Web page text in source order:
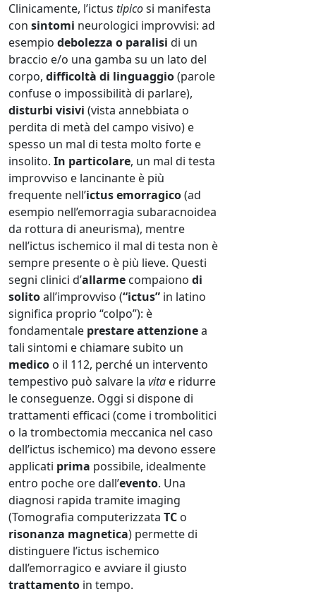
Clinicamente, l’ictus tipicosi manifesta
con sintomi neurologici improvvisi: ad
esempio debolezza o paralisi di un
braccio e/o una gamba su un lato del
corpo, difficoltà di linguaggio(parole
confuse o impossibilità di parlare),
disturbi visivi (vista annebbiata o
perdita di metà del campo visivo) e
spesso un mal di testa molto forte e
insolito. In particolare, un mal di testa
improvviso e lancinante è più
frequente nell’ictus emorragico(ad
esempio nell’emorragia subaracnoidea
da rottura di aneurisma), mentre
nell’ictus ischemico il mal di testa non è
sempre presente o è più lieve. Questi
segni clinici d’allarme compaiono di
solitoall’improvviso (“ictus” in latino
significa proprio “colpo”): è
fondamentale prestare attenzionea
tali sintomi e chiamare subito un
medico o il 112, perché un intervento
tempestivo può salvare la vita e ridurre
le conseguenze. Oggi si dispone di
trattamenti efficaci (come i trombolitici
o la trombectomia meccanica nel caso
dell’ictus ischemico) ma devono essere
applicati prima possibile, idealmente
entro poche ore dall’evento. Una
diagnosi rapida tramite imaging
(Tomografia computerizzata TC o
risonanza magnetica) permette di
distinguere l’ictus ischemico
dall’emorragico e avviare il giusto
trattamento in tempo.